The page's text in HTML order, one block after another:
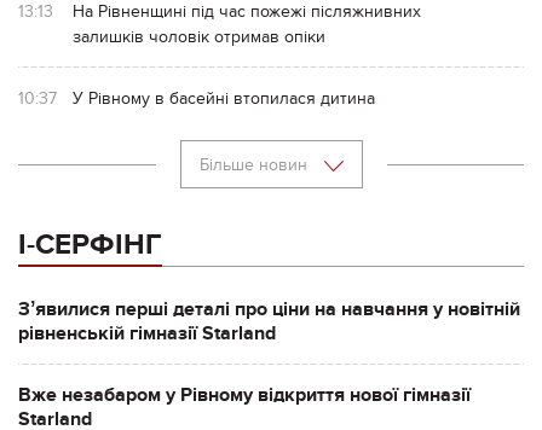
13:13
На Рівненщині під час пожежі післяжнивних
залишків чоловік отримав опіки
10:37 У Рівному в басейні втопилася дитина
Більше новин
І-СЕРФІНГ
Зʼявилися перші деталі про ціни на навчання у новітній
рівненській гімназії Starland
Вже незабаром у Рівному відкриття нової гімназії
Starland